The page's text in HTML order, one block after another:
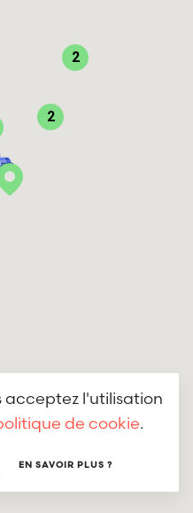
2
2
acceptez l'utilisation
de cookie.
EN SAVOIR PLUS ?